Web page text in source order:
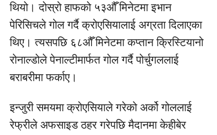
थियो। दोस्रो हाफको ५३औँ मिनेटमा इभान
पेरिसिचले गोल गर्दै क्रोएसियालाई अग्रता दिलाएका
थिए। त्यसपछि ६८औँ मिनेटमा कप्तान क्रिस्टियानो
रोनाल्डोले पेनाल्टीमार्फत गोल गर्दै पोर्चुगललाई
बराबरीमा फर्काए।
इन्जुरी समयमा क्रोएसियाले गरेको अर्को गोललाई
रेफ्रीले अफसाइड ठहर गरेपछि मैदानमा केहीबेर